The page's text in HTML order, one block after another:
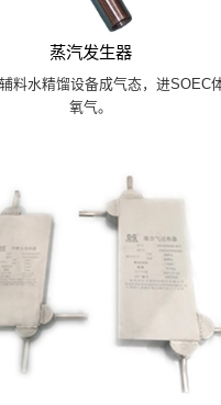
蒸汽发生器
料水精馏设备成气态，进SOEC
氧气。